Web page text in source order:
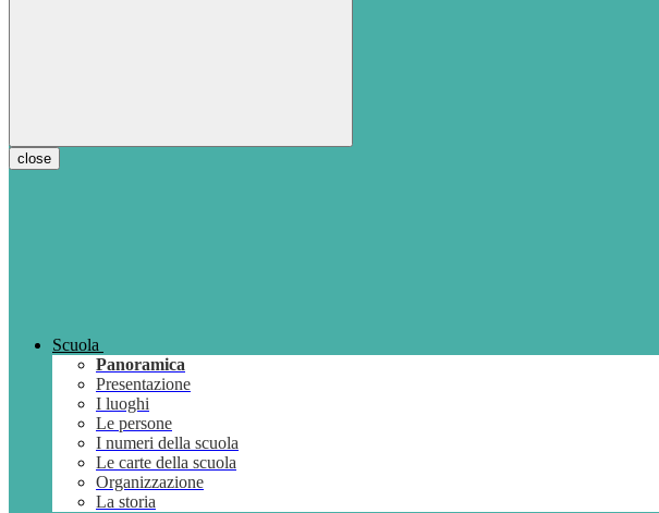
close
Scuola
Panoramica
Presentazione
I luoghi
Le persone
I numeri della scuola
Le carte della scuola
Organizzazione
La storia